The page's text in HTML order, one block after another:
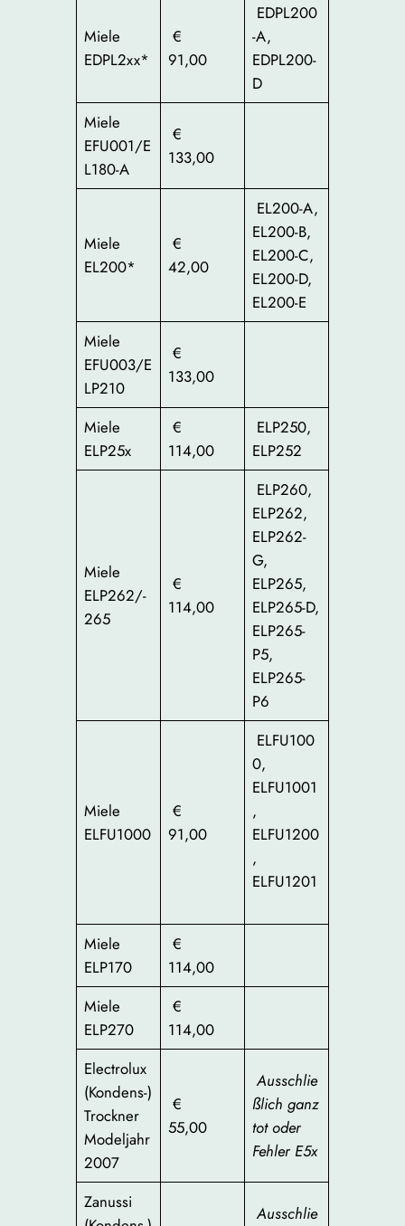
Miele
EDPL2xx*
€
91,00
EDPL200
-A,
EDPL200-
D
Miele
EFU001/E
L180-A
€
133,00
Miele
EL200*
€
42,00
EL200-A,
EL200-B,
EL200-C,
EL200-D,
EL200-E
Miele
EFU003/E
LP210
€
133,00
Miele
ELP25x
€
114,00
ELP250,
ELP252
Miele
ELP262/-
265
€
114,00
ELP260,
ELP262,
ELP262-
G,
ELP265,
ELP265-D,
ELP265-
P5,
ELP265-
P6
Miele
ELFU1000
€
91,00
ELFU100
0,
ELFU1001
,
ELFU1200
,
ELFU1201
Miele
ELP170
€
114,00
Miele
ELP270
€
114,00
Electrolux
(Kondens-)
Trockner
Modeljahr
2007
€
55,00
Ausschlie
ßlich ganz
tot oder
Fehler E5x
Zanussi
Ausschlie